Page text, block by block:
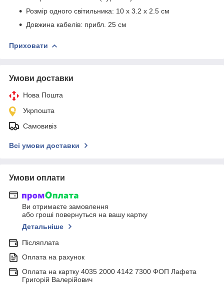
Розмір одного світильника: 10 х 3.2 х 2.5 см
Довжина кабелів: прибл. 25 см
Приховати
Умови доставки
Нова Пошта
Укрпошта
Самовивіз
Всі умови доставки
Умови оплати
Ви отримаєте замовлення
або гроші повернуться на вашу картку
Детальніше
Післяплата
Оплата на рахунок
Оплата на картку 4035 2000 4142 7300 ФОП Лафета
Григорій Валерійович